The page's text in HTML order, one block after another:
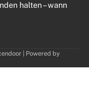
halten – wann
| Powered by